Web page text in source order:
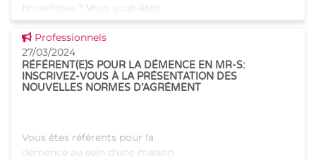
bruxelloise ? Vous souhaitez
vous enrichir des pratiques
innovantes appliquées dans
d'autres maisons de repos ?
Dans le cadre du dispositif
Voir cette news
Professionnels
27/03/2024
RÉFÉRENT(E)S POUR LA DÉMENCE EN MR-S:
INSCRIVEZ-VOUS À LA PRÉSENTATION DES
NOUVELLES NORMES D’AGRÉMENT
Vous êtes référents pour la
démence au sein d'une maison